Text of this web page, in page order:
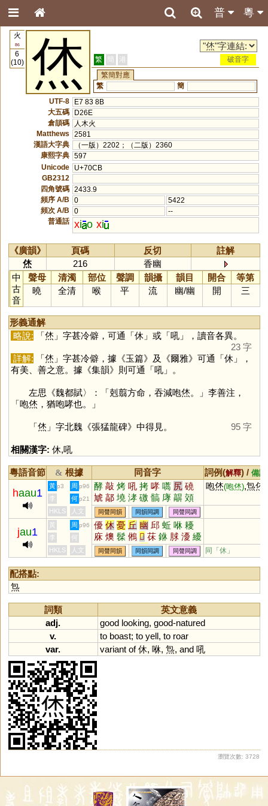
粵
普
火
86
6
(10)
烋 繁 簡 港
破音字
繁簡對應
繁
簡
UTF-8
E7 83 8B
大五碼
D26E
倉頡碼
人木火
Matthews
2581
漢語大字典
（一版）2202；（二版）2360
康熙字典 597
Unicode
U+70CB
GB2312
四角號碼 2433.9
頻序 A/B
0
5422
頻次 A/B
0
--
普通話 xi o xi
《廣韻》 頁碼 反切
註解
烋
216
香幽
中
古
音
聲母 清濁 部位 聲調 韻攝 韻目 開合
等第
曉
全清 喉 平 流 幽/幽 開 三
形義通解
略說: 「 烋」字甚冷僻，可通「 休」或「 吼」，讀音各異。
23 字
詳解: 「 烋」字甚冷僻，據《玉篇》及《爾雅》可通「 休」，
有美、善之意。據《集韻》則可通「 吼」。
左思《魏都賦〉：「剋翦方命，吞減咆烋。」李善注，
「咆烋，猶咆哮也。」
「 烋」字北魏《張猛龍碑》中得見。 95 字
相關漢字: 休,吼
粵語音節 & 根據 同音字 詞例(解釋) / 備註
haau1
黃 p3 周 p96 酵 敲 烤 吼 拷 哮 嚆 尻 磽
虓 鄗 墝 涍 礉 髇 庨 髜 頝
髐 骹 毃 嗃 痚 猇 灱 踍 嘐
穘 窙 墽
咆烋(咆烋),炰烋
李 何 p21
HKLS 人文 同聲同韻 同韻同調 同聲同調
jau1
黃 周 p96 優 休 憂 丘 幽 邱 蚯 咻 耰
庥 燠 髹 鵂 𢆶 茠 銝 脙 瀀 纋
櫌 鄾 嚘 蓲 麀 貅 怮 优 懮
呦 坵
李
何
HKLS
人文 同聲同韻 同韻同調 同聲同調 同「休 」
配搭點:
炰
詞類
英文意義
adj.
good looking, good-natured
v.
to boast; to yell, to roar
var.
variant of休, 咻, 炰, and吼
瀏覽次數: 3728